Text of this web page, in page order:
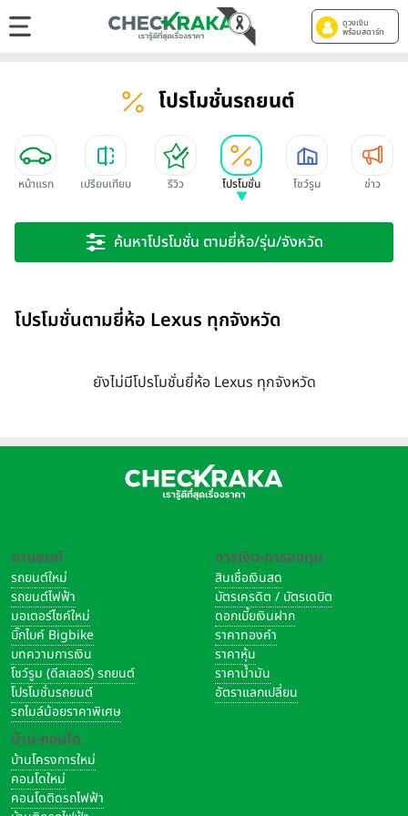
ดูวงเงิน
พร้อมสตาร์ท
โปรโมชั่นรถยนต์
หน้าแรก เปรียบเทียบ รีวิว โปรโมชั่น โชว์รูม ข่าว
ค้นหาโปรโมชั่น ตามยี่ห้อ/รุ่น/จังหวัด
โปรโมชั่นตามยี่ห้อ Lexus ทุกจังหวัด
ยังไม่มีโปรโมชั่นยี่ห้อ Lexus ทุกจังหวัด
ยานยนต์
รถยนต์ใหม่
รถยนต์ไฟฟ้า
มอเตอร์ไซค์ใหม่
บิ๊กไบค์ Bigbike
บทความการเงิน
โชว์รูม (ดีลเลอร์) รถยนต์
โปรโมชั่นรถยนต์
รถไมล์น้อยราคาพิเศษ
บ้าน-คอนโด
บ้านโครงการใหม่
คอนโดใหม่
คอนโดติดรถไฟฟ้า
การเงิน-การลงทุน
สินเชื่อเงินสด
บัตรเครดิต / บัตรเดบิต
ดอกเบี้ยเงินฝาก
ราคาทองคำ
ราคาหุ้น
ราคาน้ำมัน
อัตราแลกเปลี่ยน